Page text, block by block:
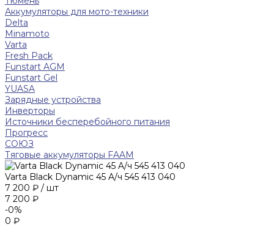
Аккумуляторы для мото-техники
Delta
Minamoto
Varta
Fresh Pack
Funstart AGM
Funstart Gel
YUASA
Зарядные устройства
Инверторы
Источники бесперебойного питания
Прогресс
СОЮЗ
Тяговые аккумуляторы FAAM
Varta Black Dynamic 45 A/ч 545 413 040
7 200 ₽ / шт
7 200 ₽
-0%
0 ₽